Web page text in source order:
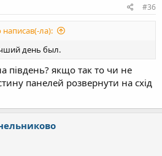
#36
ла):
день был.
південь? якщо так то чи не
панелей розвернути на схід